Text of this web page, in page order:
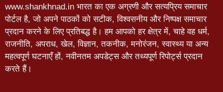
www.shankhnad.in भारत का एक अग्रणी और सत्यप्रिय समाचार
पोर्टल है, जो अपने पाठकों को सटीक, विश्वसनीय और निष्पक्ष समाचार
प्रदान करने के लिए प्रतिबद्ध है। हम आपको हर क्षेत्र में, चाहे वह धर्म,
राजनीति, अपराध, खेल, विज्ञान, तकनीक, मनोरंजन, स्वास्थ्य या अन्य
महत्वपूर्ण घटनाएँ हों, नवीनतम अपडेट्स और तथ्यपूर्ण रिपोर्ट्स प्रदान
करते हैं।